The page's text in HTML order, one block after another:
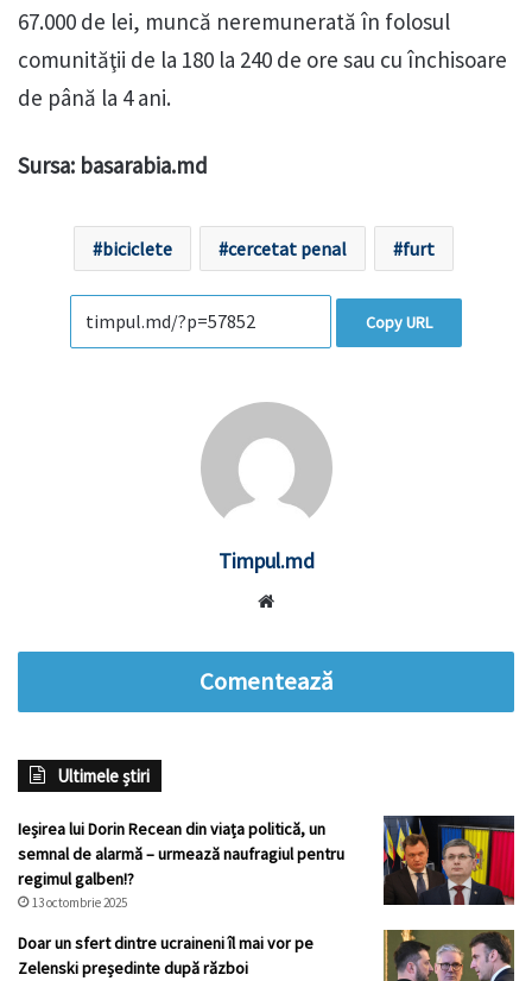
67.000 de lei, muncă neremunerată în folosul
comunităţii de la 180 la 240 de ore sau cu închisoare
de până la 4 ani.
Sursa: basarabia.md
biciclete cercetat penal furt
Copy URL
Timpul.md
Comentează
Ultimele știri
Ieșirea lui Dorin Recean din viața politică, un
semnal de alarmă – urmează naufragiul pentru
regimul galben!?
13 octombrie 2025
Doar un sfert dintre ucraineni îl mai vor pe
Zelenski președinte după război